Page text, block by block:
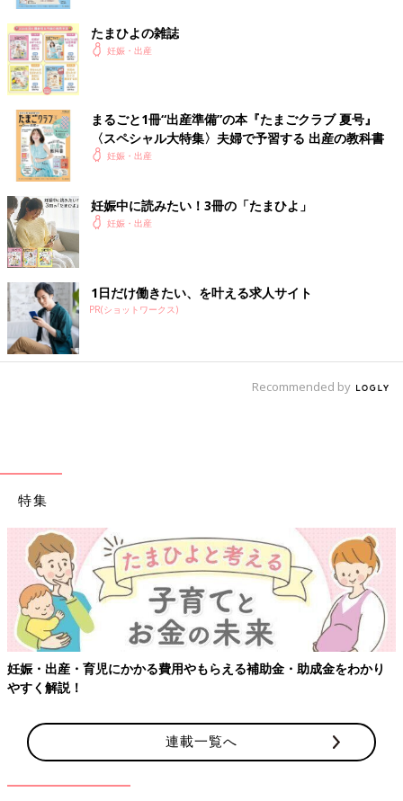
たまひよの雑誌
妊娠・出産
まるごと1冊“出産準備”の本『たまごクラブ 夏号』
〈スペシャル大特集〉夫婦で予習する 出産の教科書
妊娠・出産
妊娠中に読みたい！3冊の「たまひよ」
妊娠・出産
1日だけ働きたい、を叶える求人サイト
PR(ショットワークス)
Recommended by
特集
妊娠・出産・育児にかかる費用やもらえる補助金・助成金をわかり
やすく解説！
連載一覧へ